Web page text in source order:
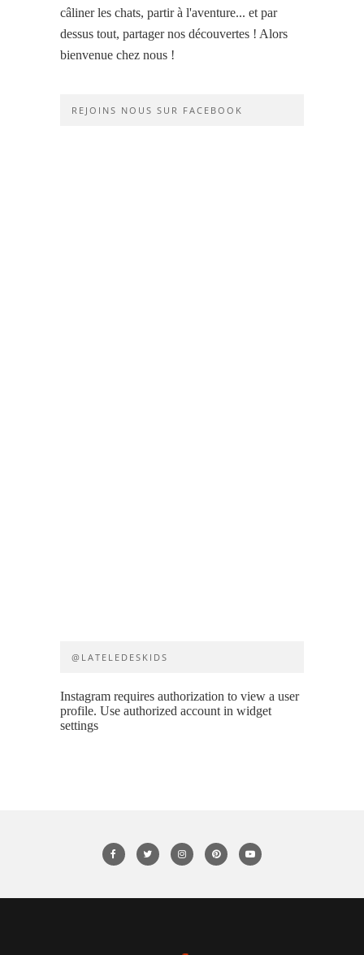
câliner les chats, partir à l'aventure... et par
dessus tout, partager nos découvertes ! Alors
bienvenue chez nous !
REJOINS NOUS SUR FACEBOOK
@LATELEDESKIDS
Instagram requires authorization to view a user
profile. Use authorized account in widget
settings